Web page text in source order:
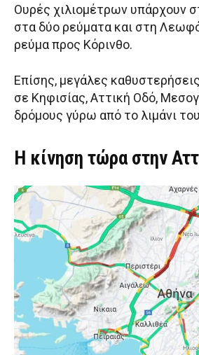
Ουρές χιλιομέτρων υπάρχουν
στα δύο ρεύματα και στη
ρεύμα προς Κόρινθο.
Επίσης, μεγάλες
σε Κηφισίας, Αττική Οδό,
δρόμους γύρω από το λιμάνι
Η κίνηση τώρα στην